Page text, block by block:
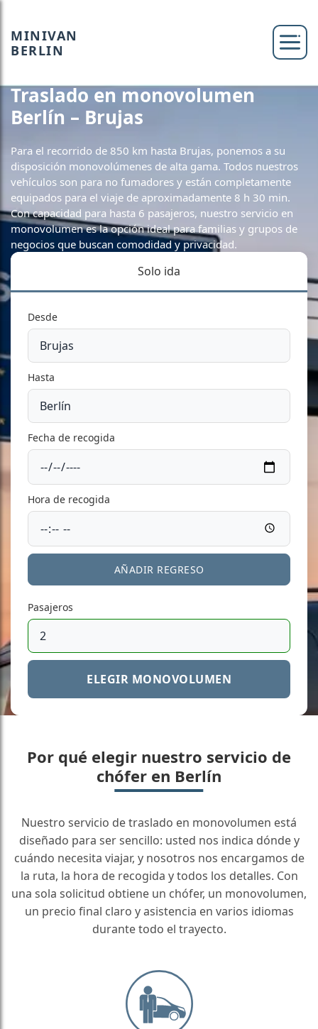
MINIVAN
BERLIN
Traslado en monovolumen
Berlín – Brujas
Para el recorrido de 850 km hasta Brujas, ponemos a su
disposición monovolúmenes de alta gama. Todos nuestros
vehículos son para no fumadores y están completamente
equipados para el viaje de aproximadamente 8 h 30 min.
Con capacidad para hasta 6 pasajeros, nuestro servicio en
monovolumen es la opción ideal para familias y grupos de
negocios que buscan comodidad y privacidad.
Solo ida
Desde
Hasta
Fecha de recogida
Hora de recogida
AÑADIR REGRESO
Pasajeros
ELEGIR MONOVOLUMEN
Por qué elegir nuestro servicio de
chófer en Berlín
Nuestro servicio de traslado en monovolumen está
diseñado para ser sencillo: usted nos indica dónde y
cuándo necesita viajar, y nosotros nos encargamos de
la ruta, la hora de recogida y todos los detalles. Con
una sola solicitud obtiene un chófer, un monovolumen,
un precio final claro y asistencia en varios idiomas
durante todo el trayecto.